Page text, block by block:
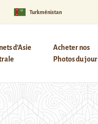
Turkménistan
d’Asie
Acheter nos
Photos du jour